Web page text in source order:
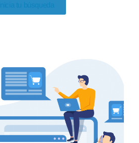
Inicia tu búsqueda